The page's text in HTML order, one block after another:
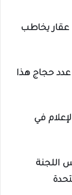
عقار يخاطب
حجاج هذا
في
اللجنة